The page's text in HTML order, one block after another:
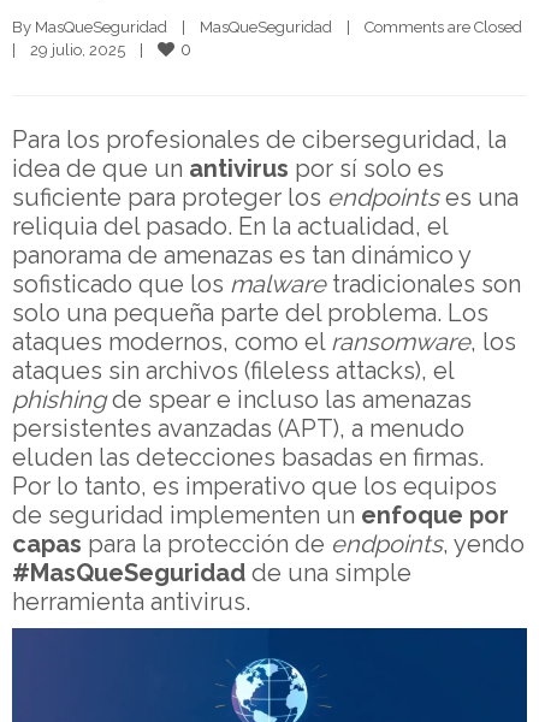
By MasQueSeguridad | MasQueSeguridad |
Comments are Closed
|
29 julio, 2025 | 0
Para los profesionales de ciberseguridad, la
idea de que un antivirus por sí solo es
suficiente para proteger los endpointses una
reliquia del pasado. En la actualidad, el
panorama de amenazas es tan dinámico y
sofisticado que los malwaretradicionales son
solo una pequeña parte del problema. Los
ataques modernos, como el ransomware, los
ataques sin archivos (fileless attacks), el
phishingde spear e incluso las amenazas
persistentes avanzadas (APT), a menudo
eluden las detecciones basadas en firmas.
Por lo tanto, es imperativo que los equipos
de seguridad implementen un enfoque por
capas para la protección de endpoints, yendo
#MasQueSeguridad de una simple
herramienta antivirus.